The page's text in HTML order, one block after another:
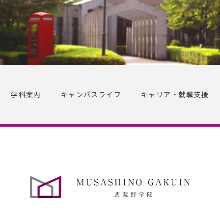
学科案内 キャンパスライフ キャリア・就職支援